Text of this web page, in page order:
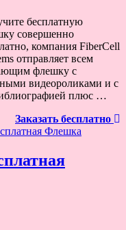
бесплатную
совершенно
компания FiberCell
отправляет всем
флешку с
видеороликами и с
плюс …
Заказать бесплатно